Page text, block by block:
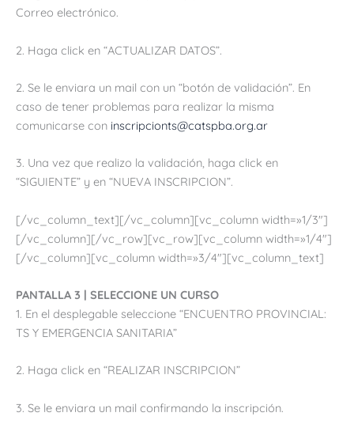
Correo electrónico.
2. Haga click en “ACTUALIZAR DATOS”.
2. Se le enviara un mail con un “botón de validación”. En
caso de tener problemas para realizar la misma
comunicarse con inscripcionts@catspba.org.ar
3. Una vez que realizo la validación, haga click en
“SIGUIENTE” y en “NUEVA INSCRIPCION”.
[/vc_column_text][/vc_column][vc_column width=»1/3″]
[/vc_column][/vc_row][vc_row][vc_column width=»1/4″]
[/vc_column][vc_column width=»3/4″][vc_column_text]
PANTALLA 3 | SELECCIONE UN CURSO
1. En el desplegable seleccione “ENCUENTRO PROVINCIAL:
TS Y EMERGENCIA SANITARIA”
2. Haga click en “REALIZAR INSCRIPCION”
3. Se le enviara un mail confirmando la inscripción.